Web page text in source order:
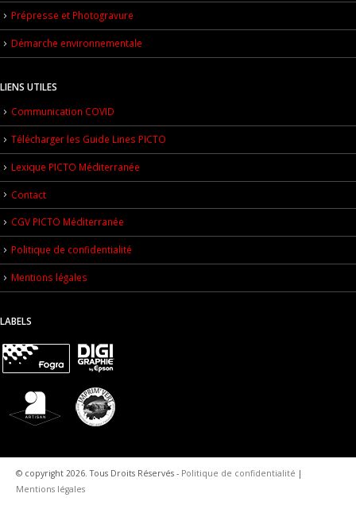
Prépresse et Photogravure
Démarche environnementale
LIENS UTILES
Communication COVID
Télécharger les Guide Lines PICTO
Lexique PICTO Méditerranée
Contact
CGV PICTO Méditerranée
Politique de confidentialité
Mentions légales
LABELS
© copyright 2026. Tous Droits Réservés - Politique de confidentialité |
Mentions légales